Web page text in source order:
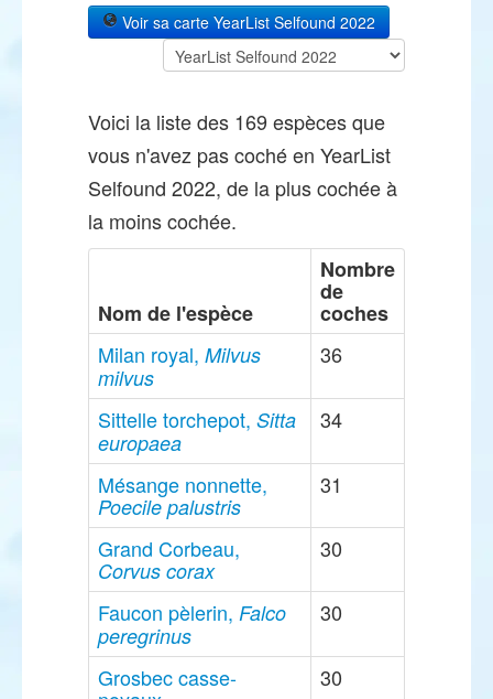
Voir sa carte YearList Selfound 2022
Voici la liste des 169 espèces que
vous n'avez pas coché en YearList
Selfound 2022, de la plus cochée à
la moins cochée.
Nom de l'espèce
Nombre
de
coches
Milan royal, Milvus
milvus
36
Sittelle torchepot, Sitta
europaea
34
Mésange nonnette,
Poecile palustris
31
Grand Corbeau,
Corvus corax
30
Faucon pèlerin, Falco
peregrinus
30
Grosbec casse- 30